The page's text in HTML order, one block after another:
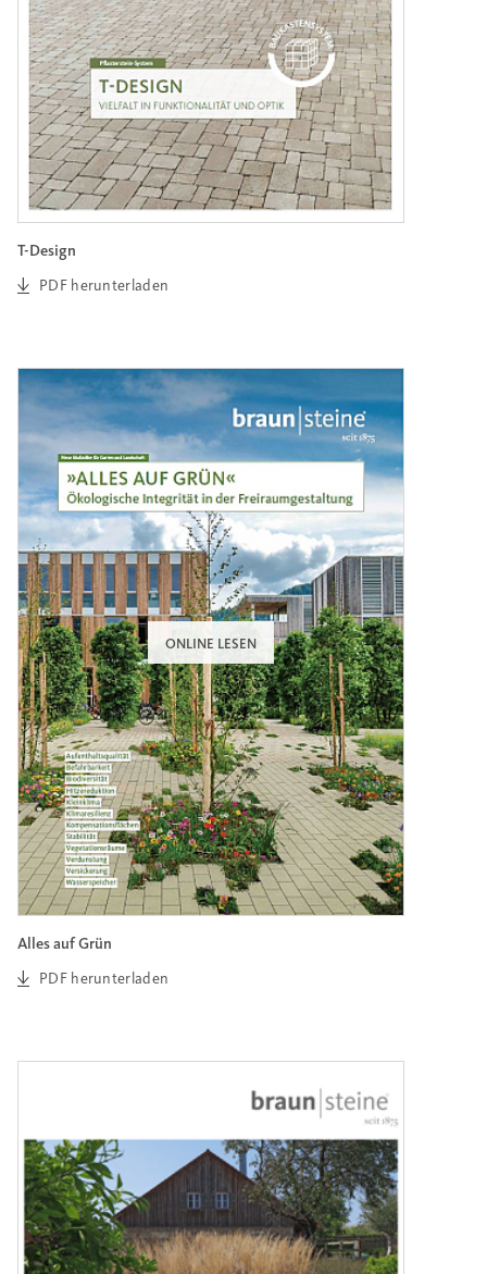
T-Design
PDF herunterladen
ONLINE LESEN
Alles auf Grün
PDF herunterladen